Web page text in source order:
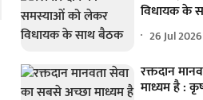
विधायक के
26 Jul 2026
रक्तदान
माध्यम है :